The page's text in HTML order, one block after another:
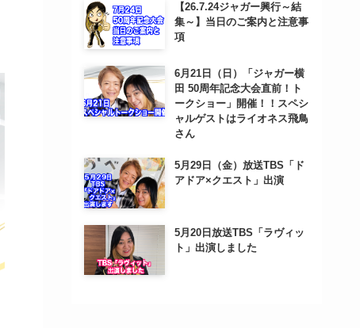
【26.7.24ジャガー興行～結
集～】当日のご案内と注意事
項
6月21日（日）「ジャガー横
田 50周年記念大会直前！ト
ークショー」開催！！スペシ
ャルゲストはライオネス飛鳥
さん
5月29日（金）放送TBS「ド
アドア×クエスト」出演
5月20日放送TBS「ラヴィッ
ト」出演しました